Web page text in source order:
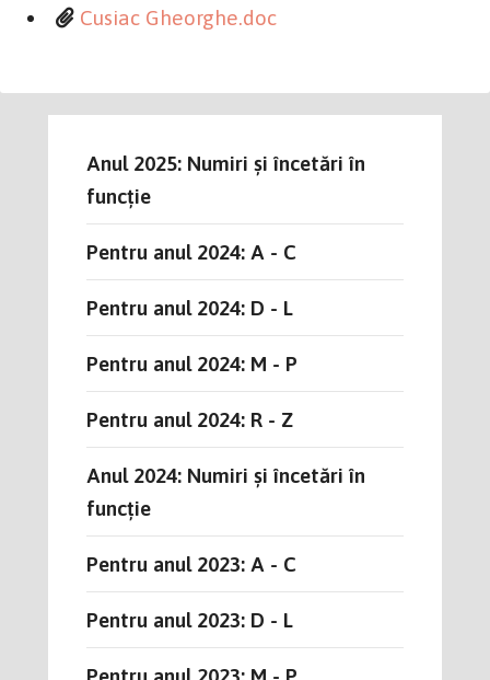
Cusiac Gheorghe.doc
Anul 2025: Numiri și încetări în
funcție
Pentru anul 2024: A - C
Pentru anul 2024: D - L
Pentru anul 2024: M - P
Pentru anul 2024: R - Z
Anul 2024: Numiri și încetări în
funcție
Pentru anul 2023: A - C
Pentru anul 2023: D - L
Pentru anul 2023: M - P